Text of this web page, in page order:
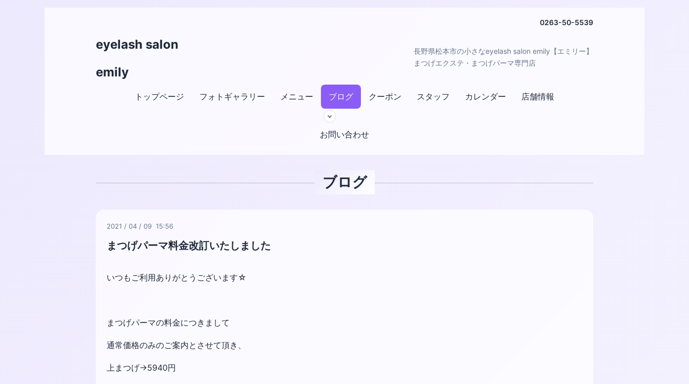
0263-50-5539
eyelash salon
emily
長野県松本市の小さなeyelash salon emily【エミリー】
まつげエクステ・まつげパーマ専門店
トップページ フォトギャラリー メニュー ブログ クーポン スタッフ カレンダー 店舗情報
お問い合わせ
ブログ
2021 / 04 / 09 15:56
まつげパーマ料金改訂いたしました
いつもご利用ありがとうございます☆
まつげパーマの料金につきまして
通常価格のみのご案内とさせて頂き、
上まつげ→5940円